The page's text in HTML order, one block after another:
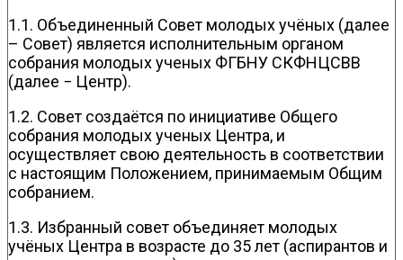
1.1. Объединенный Совет молодых учёных (далее
– Совет) является исполнительным органом
собрания молодых ученых ФГБНУ СКФНЦСВВ
(далее − Центр).
1.2. Совет создаётся по инициативе Общего
собрания молодых ученых Центра, и
осуществляет свою деятельность в соответствии
с настоящим Положением, принимаемым Общим
собранием.
1.3. Избранный совет объединяет молодых
учёных Центра в возрасте до 35 лет (аспирантов и